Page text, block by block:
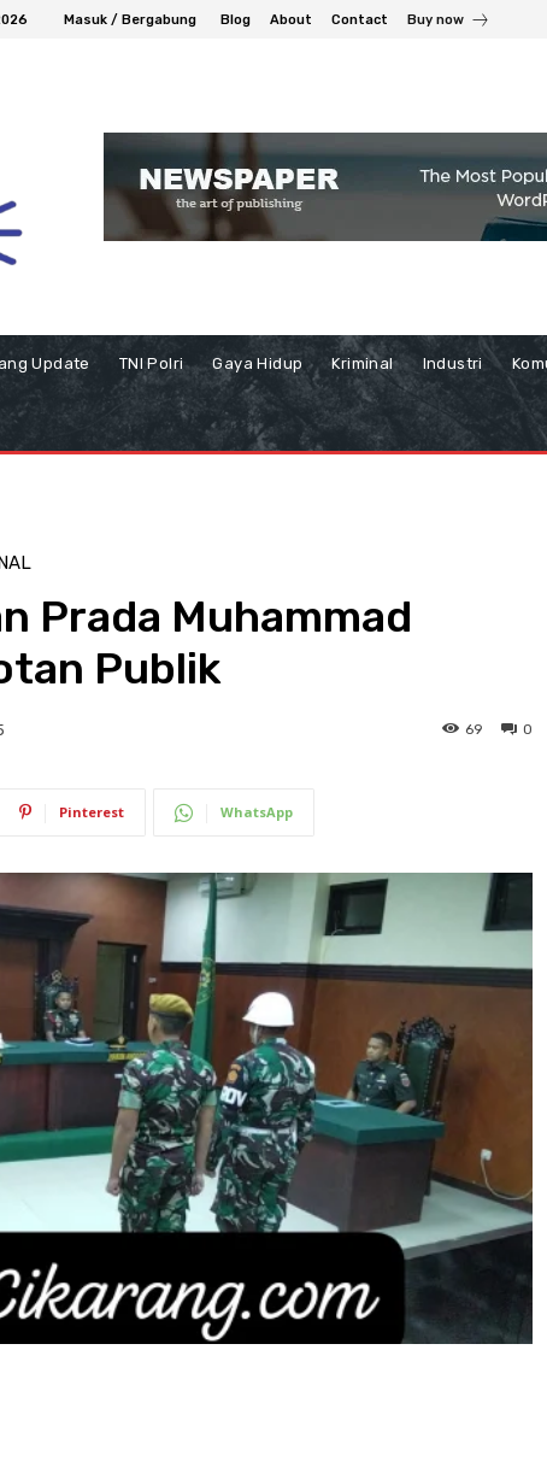
Masuk / Bergabung Blog About Contact Buy now
Update TNI Polri Gaya Hidup Kriminal Industri
Prada Muhammad
Publik
0
69
Pinterest WhatsApp